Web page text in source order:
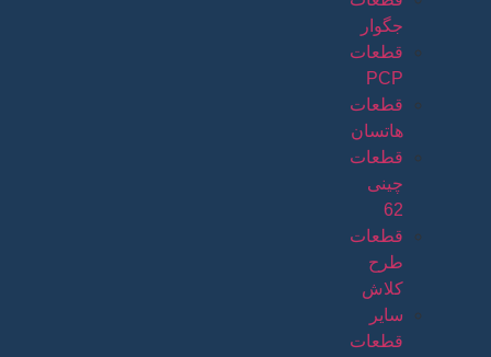
جگوار
قطعات
PCP
قطعات
هاتسان
قطعات
چینی
62
قطعات
طرح
کلاش
سایر
قطعات